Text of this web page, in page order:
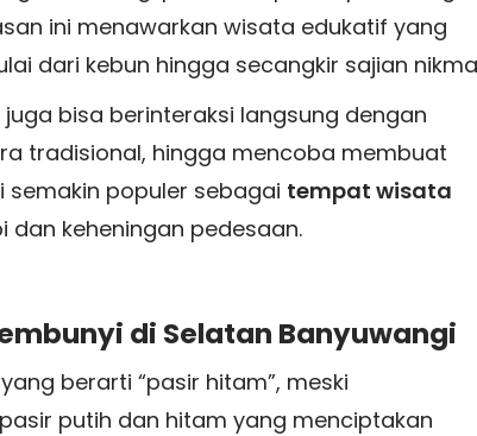
ini menawarkan wisata edukatif yang
dari kebun hingga secangkir sajian
bisa berinteraksi langsung dengan
tradisional, hingga mencoba membuat
semakin populer sebagai tempat wisata
keheningan pedesaan.
di Selatan Banyuwangi
berarti “pasir hitam”, meski
putih dan hitam yang menciptakan